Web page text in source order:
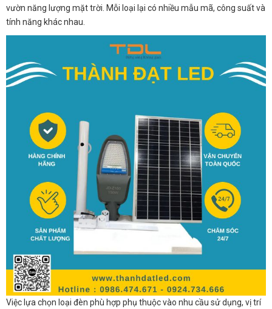
vườn năng lượng mặt trời. Mỗi loại lại có nhiều mẫu mã, công suất và
tính năng khác nhau.
Việc lựa chọn loại đèn phù hợp phụ thuộc vào nhu cầu sử dụng, vị trí